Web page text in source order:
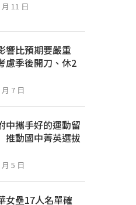
11 日
響比預期要嚴重
慮季後開刀、休2
7 日
中攜手好的運動留
動國中菁英選拔
5 日
女壘17人名單確